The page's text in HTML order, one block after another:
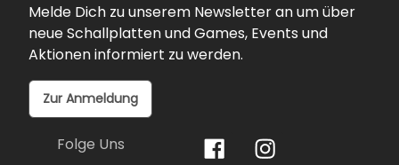
Melde Dich zu unserem Newsletter an um über
neue Schallplatten und Games, Events und
Aktionen informiert zu werden.
Zur Anmeldung
Folge Uns